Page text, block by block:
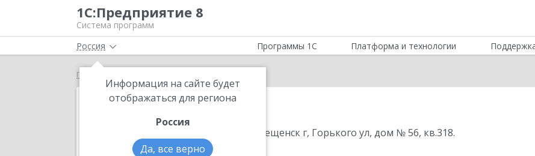
1С:Предприятие 8
Система программ
Россия
Информация на сайте будет
отображаться для региона
Россия
Да, все верно
Программы 1С Платформа и технологии
Главная
ALIIT
675002, Амурская обл, Благовещенск г, Горького ул, дом № 56, кв.318.
Телефон: +7 (924) 6741000